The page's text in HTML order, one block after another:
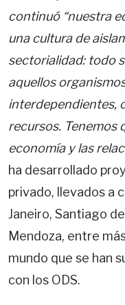
continuó “nuestra
una cultura de
sectorialidad: todo
aquellos
interdependientes,
recursos. Tenemos
economía y las
ha desarrollado
privado, llevados a
Janeiro, Santiago
Mendoza, entre
mundo que se han
con los ODS.